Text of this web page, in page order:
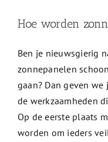
Hoe worden
Ben je nieuwsgierig
zonnepanelen
gaan? Dan geven
de werkzaamheden
Op de eerste plaats
worden om ieders